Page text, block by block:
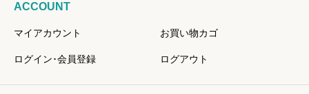
ACCOUNT
マイアカウント お買い物カゴ
ログイン･会員登録 ログアウト